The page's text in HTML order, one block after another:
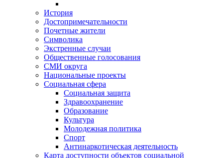
История
Достопримечательности
Почетные жители
Символика
Экстренные случаи
Общественные голосования
СМИ округа
Национальные проекты
Социальная сфера
Социальная защита
Здравоохранение
Образование
Культура
Молодежная политика
Спорт
Антинаркотическая деятельность
Карта доступности объектов социальной